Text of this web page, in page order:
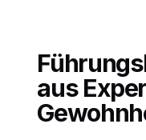
aus